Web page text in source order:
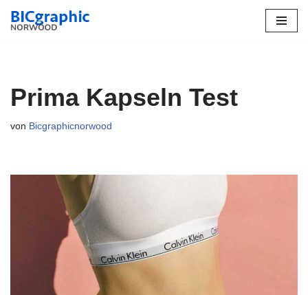
Prima Kapseln Test
von Bicgraphicnorwood